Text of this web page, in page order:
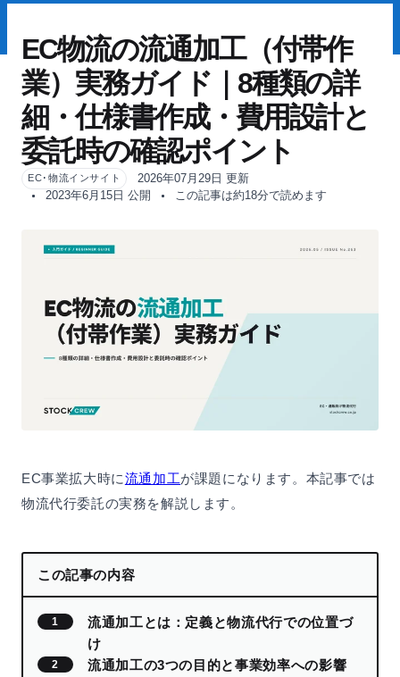
EC物流の流通加工（付帯作
業）実務ガイド｜8種類の詳
細・仕様書作成・費用設計と
委託時の確認ポイント
EC･物流インサイト
2026年07月29日 更新
2023年6月15日 公開
この記事は約18分で読めます
EC事業拡大時に流通加工が課題になります。本記事では
物流代行委託の実務を解説します。
この記事の内容
流通加工とは：定義と物流代行での位置づ
け
流通加工の3つの目的と事業効率への影響